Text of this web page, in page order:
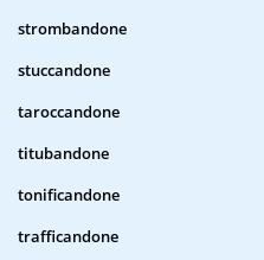
strombandone
stuccandone
taroccandone
titubandone
tonificandone
trafficandone